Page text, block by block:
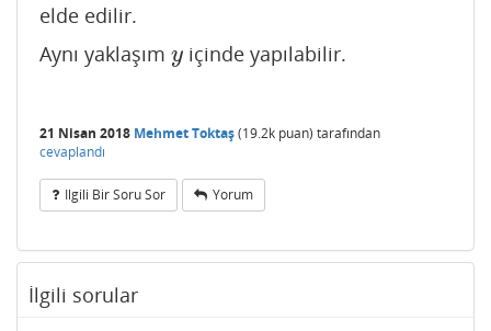
elde edilir.
Aynı yaklaşım y
y içinde yapılabilir.
21 Nisan 2018 Mehmet Toktaş(19.2k puan) tarafından
cevaplandı
Ilgili Bir Soru Sor Yorum
İlgili sorular